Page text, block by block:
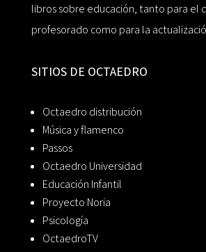
libros sobre educación, tanto para el
profesorado como para la
SITIOS DE OCTAEDRO
Octaedro distribución
Música y flamenco
Passos
Octaedro Universidad
Educación Infantil
Proyecto Noria
Psicología
OctaedroTV